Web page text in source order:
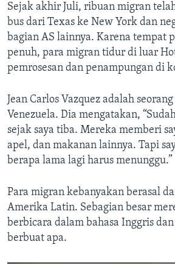
Sejak akhir Juli, ribuan migran
bus dari Texas ke New York dan
bagian AS lainnya. Karena tempat
penuh, para migran tidur di luar
pemrosesan dan penampungan di
Jean Carlos Vazquez adalah
Venezuela. Dia mengatakan,
sejak saya tiba. Mereka memberi
apel, dan makanan lainnya. Tapi
berapa lama lagi harus menunggu.”
Para migran kebanyakan berasal
Amerika Latin. Sebagian besar
berbicara dalam bahasa Inggris
berbuat apa.